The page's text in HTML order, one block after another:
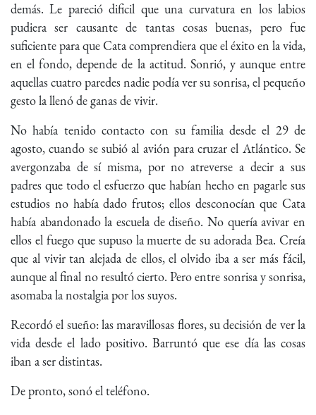
demás. Le pareció dificil que una curvatura en los labios
pudiera ser causante de tantas cosas buenas, pero fue
suficiente para que Cata comprendiera que el éxito en la vida,
en el fondo, depende de la actitud. Sonrió, y aunque entre
aquellas cuatro paredes nadie podía ver su sonrisa, el pequeño
gesto la llenó de ganas de vivir.
No había tenido contacto con su familia desde el 29 de
agosto, cuando se subió al avión para cruzar el Atlántico. Se
avergonzaba de sí misma, por no atreverse a decir a sus
padres que todo el esfuerzo que habían hecho en pagarle sus
estudios no había dado frutos; ellos desconocían que Cata
había abandonado la escuela de diseño. No quería avivar en
ellos el fuego que supuso la muerte de su adorada Bea. Creía
que al vivir tan alejada de ellos, el olvido iba a ser más fácil,
aunque al final no resultó cierto. Pero entre sonrisa y sonrisa,
asomaba la nostalgia por los suyos.
Recordó el sueño: las maravillosas flores, su decisión de ver la
vida desde el lado positivo. Barruntó que ese día las cosas
iban a ser distintas.
De pronto, sonó el teléfono.